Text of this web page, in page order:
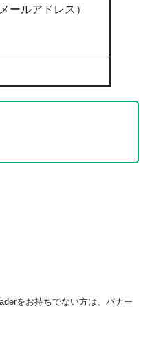
ールアドレス）
をお持ちでない方は、バナー